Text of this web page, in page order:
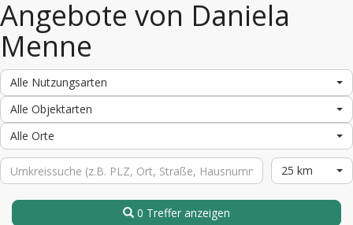
Angebote von Daniela
Menne
Alle Nutzungsarten
Alle Objektarten
Alle Orte
25 km
0 Treffer anzeigen